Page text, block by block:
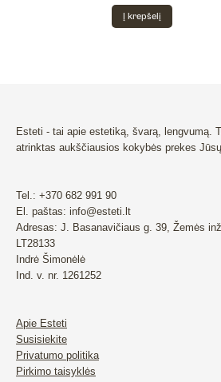
Į krepšelį
Esteti - tai apie estetiką, švarą, lengvumą.
atrinktas aukščiausios kokybės prekes
Tel.: +370 682 991 90
El. paštas: info@esteti.lt
Adresas: J. Basanavičiaus g. 39, Žemės
LT28133
Indrė Šimonėlė
Ind. v. nr. 1261252
Apie Esteti
Susisiekite
Privatumo politika
Pirkimo taisyklės